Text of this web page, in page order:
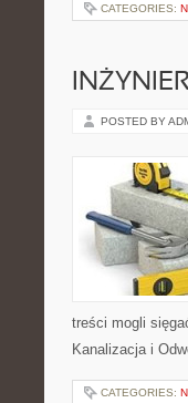
CATEGORIES:
POSTED BY
treści mogli
Kanalizacja i
CATEGORIES: